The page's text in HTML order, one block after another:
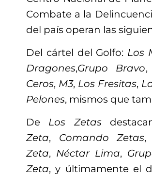
Combate a la
del país operan las
Del cártel del Golfo: Los
Dragones,Grupo Bravo,
Ceros, M3, Los Fresitas,
Pelones, mismos que
De Los Zetas
Zeta, Comando Zetas,
Zeta, Néctar Lima,
Zeta, y últimamente el